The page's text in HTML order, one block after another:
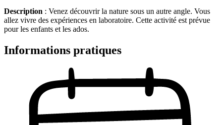
Description : Venez découvrir la nature sous un autre angle. Vous
allez vivre des expériences en laboratoire. Cette activité est prévue
pour les enfants et les ados.
Informations pratiques